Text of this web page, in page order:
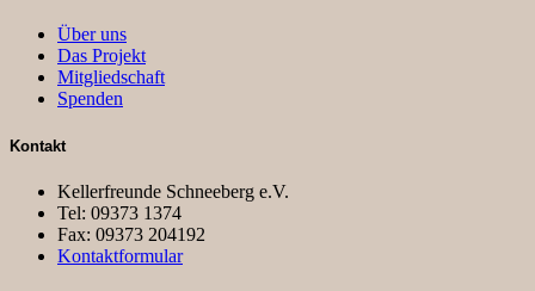
Über uns
Das Projekt
Mitgliedschaft
Spenden
Kontakt
Kellerfreunde Schneeberg e.V.
Tel: 09373 1374
Fax: 09373 204192
Kontaktformular